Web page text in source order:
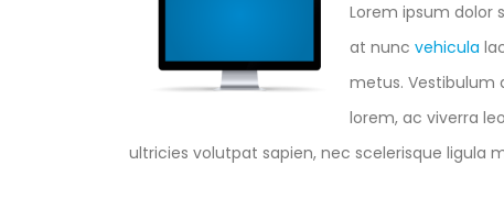
Lorem ipsum dolor
at nunc vehicula
metus. Vestibulum
lorem, ac viverra
ultricies volutpat sapien, nec scelerisque ligula